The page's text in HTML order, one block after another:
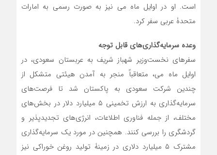
است. او در اوایل ماه می نیز به صورت رسمی به امارات
متحدۀ عربی سفر کرد.
وعده سرمایه‌گذاری‌های قابل توجه
سفرهای نخست‌وزیر شهباز شریف به عربستان سعودی، در
اوایل ماه می، متعاقباً منجر به آمدن هیئتی متشکل از
چندین شرکت سعودی به پاکستان شد تا فرصت‌های
سرمایه‌گذاری به ارزش تخمینی ۵ میلیارد دلار در بخش‌های
مختلف، از جمله فناوری اطلاعات، انرژی‌های تجدیدپذیر و
گردشگری را بررسی کنند. همچنین در مورد یک سرمایه‌گذاری
مشترک ۵ میلیارد دلاری در زمینۀ تولید روغن خوراکی نیز